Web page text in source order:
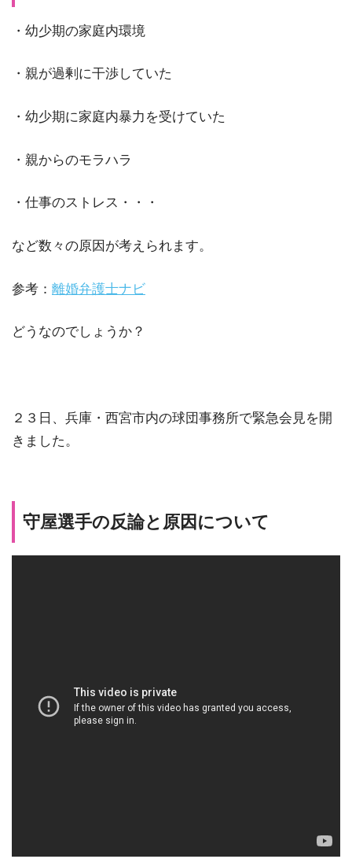
・幼少期の家庭内環境
・親が過剰に干渉していた
・幼少期に家庭内暴力を受けていた
・親からのモラハラ
・仕事のストレス・・・
など数々の原因が考えられます。
参考： 離婚弁護士ナビ
どうなのでしょうか？
２３日、兵庫・西宮市内の球団事務所で緊急会見を開
きました。
守屋選手の反論と原因について